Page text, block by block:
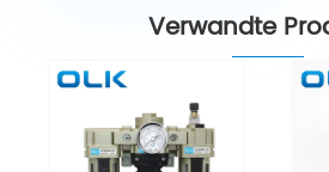
Verwandte